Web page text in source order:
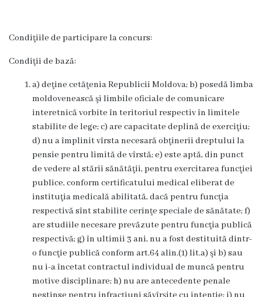
Deciziile
Procese-
verbale
ale
Consiliului
Ședințe
online
Or.
Floreşti
Condiţiile de participare la concurs:
Condiţii de bază:
a) deţine cetăţenia Republicii Moldova; b) posedă limba
moldovenească şi limbile oficiale de comunicare
interetnică vorbite în teritoriul respectiv în limitele
stabilite de lege; c) are capacitate deplină de exerciţiu;
d) nu a împlinit vîrsta necesară obţinerii dreptului la
pensie pentru limită de vîrstă; e) este aptă, din punct
de vedere al stării sănătăţii, pentru exercitarea funcţiei
publice, conform certificatului medical eliberat de
instituţia medicală abilitată, dacă pentru funcţia
respectivă sînt stabilite cerinţe speciale de sănătate; f)
are studiile necesare prevăzute pentru funcţia publică
respectivă; g) în ultimii 3 ani, nu a fost destituită dintr-
o funcţie publică conform art.64 alin.(1) lit.a) şi b) sau
nu i-a încetat contractul individual de muncă pentru
motive disciplinare; h) nu are antecedente penale